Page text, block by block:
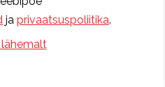
ja privaatsuspoliitika.